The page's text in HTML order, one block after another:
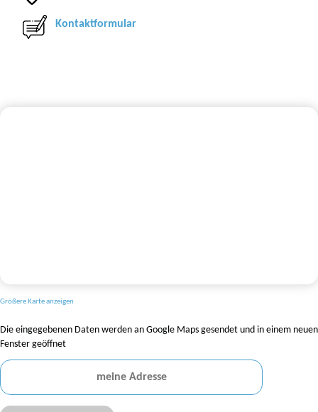
Kontaktformular
Größere Karte anzeigen
Die eingegebenen Daten werden an Google Maps gesendet und in einem neuen
Fenster geöffnet